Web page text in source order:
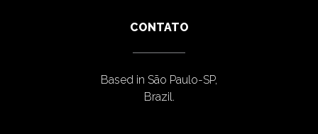
CONTATO
Based in São Paulo-SP,
Brazil.